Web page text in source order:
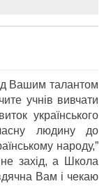
Вашим талантом
учнів вивчати
українського
людину до
народу,”
захід, а Школа
Вам і чекаю